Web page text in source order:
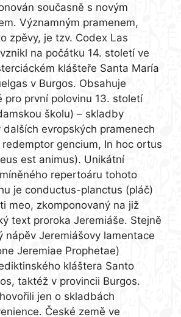
současně s novým
Významným pramenem,
zpěvy, je tzv. Codex Las
na počátku 14. století ve
klášteře Santa María
v Burgos. Obsahuje
pro první polovinu 13. století
školu) – skladby
evropských pramenech
gencium, In hoc ortus
est animus). Unikátní
repertoáru tohoto
je conductus-planctus (pláč)
meo, zkomponovaný na již
text proroka Jeremiáše. Stejně
nápěv Jeremiášovy lamentace
Jeremiae Prophetae)
kláštera Santo
taktéž v provincii Burgos.
jen o skladbách
České země ve